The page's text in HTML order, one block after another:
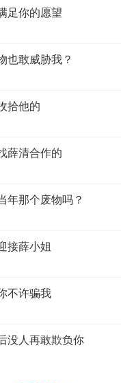
上APP内在线客服，可关注
菜单栏里【我的-在线客服
足你的愿望
也敢威胁我？
拾他的
薛清合作的
年那个废物吗？
接薛小姐
不许骗我
没人再敢欺负你